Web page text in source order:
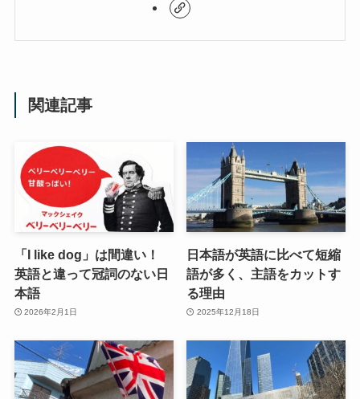
関連記事
「I like dog」は間違い！
英語と違って冠詞のない日
本語
2026年2月1日
日本語が英語に比べて短縮
語が多く、主語をカットす
る理由
2025年12月18日